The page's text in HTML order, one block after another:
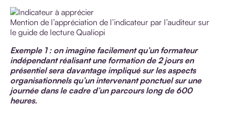
Mention de l’appréciation de l’indicateur par l’auditeur sur
le guide de lecture Qualiopi
Exemple 1 : on imagine facilement qu’un formateur
indépendant réalisant une formation de 2 jours en
présentiel sera davantage impliqué sur les aspects
organisationnels qu’un intervenant ponctuel sur une
journée dans le cadre d’un parcours long de 600
heures.